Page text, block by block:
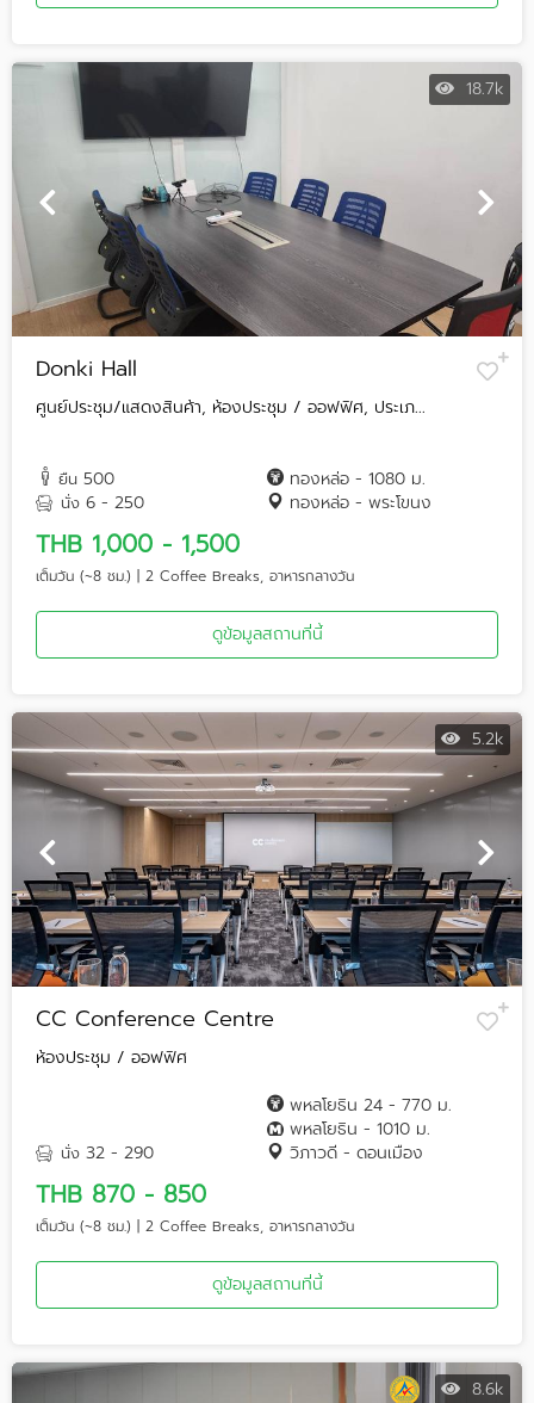
18.7k
Donki Hall
ศูนย์ประชุม/แสดงสินค้า, ห้องประชุม / ออฟฟิศ, ประเภ...
ยืน 500
นั่ง 6 - 250
ทองหล่อ - 1080 ม.
ทองหล่อ - พระโขนง
THB 1,000 - 1,500
เต็มวัน (~8 ชม.) | 2 Coffee Breaks, อาหารกลางวัน
ดูข้อมูลสถานที่นี้
5.2k
CC Conference Centre
ห้องประชุม / ออฟฟิศ
นั่ง 32 - 290
พหลโยธิน 24 - 770 ม.
พหลโยธิน - 1010 ม.
วิภาวดี - ดอนเมือง
THB 870 - 850
เต็มวัน (~8 ชม.) | 2 Coffee Breaks, อาหารกลางวัน
ดูข้อมูลสถานที่นี้
8.6k